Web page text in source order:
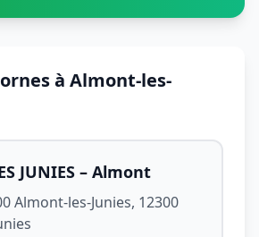
à Almont-les-
JUNIES – Almont
Almont-les-Junies, 12300